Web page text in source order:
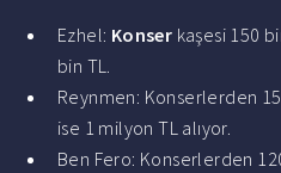
Ezhel: Konser kaşesi 150
bin TL.
Reynmen: Konserlerden
ise 1 milyon TL alıyor.
Ben Fero: Konserlerden